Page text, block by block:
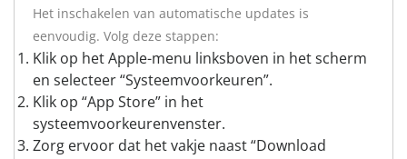
Het inschakelen van automatische updates is
eenvoudig. Volg deze stappen:
Klik op het Apple-menu linksboven in het scherm
en selecteer “Systeemvoorkeuren”.
Klik op “App Store” in het
systeemvoorkeurenvenster.
Zorg ervoor dat het vakje naast “Download